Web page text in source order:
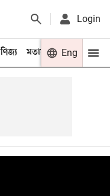
Login
মতামত খেলা
Eng